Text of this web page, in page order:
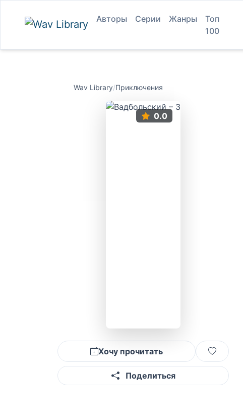
Авторы Серии Жанры
Топ
100
Wav Library/Приключения
0.0
Хочу прочитать
Поделиться